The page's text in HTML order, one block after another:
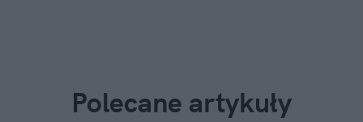
Polecane artykuły